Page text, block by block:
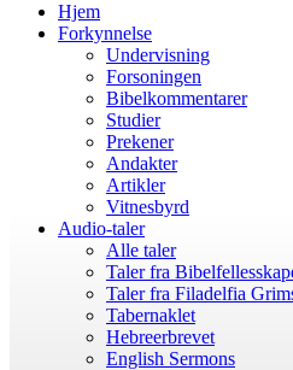
Hjem
Forkynnelse
Undervisning
Forsoningen
Bibelkommentarer
Studier
Prekener
Andakter
Artikler
Vitnesbyrd
Audio-taler
Alle taler
Taler fra
Taler fra Filadelfia
Tabernaklet
Hebreerbrevet
English Sermons